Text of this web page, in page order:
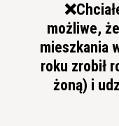
możliwe,
mieszkania
roku zrobił
żoną) i